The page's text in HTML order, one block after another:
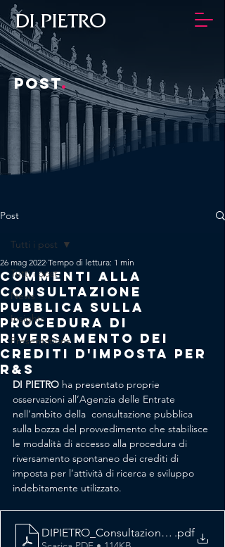
DI PIETRO
POST.
Post
Tutti i post
News
Insights
Presentations
Tutti i post
COMMENTI ALLA
CONSULTAZIONE
PUBBLICA SULLA
PROCEDURA DI
RIVERSAMENTO DEI
CREDITI D'IMPOSTA PER
R&S
26 mag 2022 Tempo di lettura: 1 min
DI PIETRO ha presentato proprie
osservazioni all’Agenzia delle Entrate
nell’ambito della consultazione pubblica
sulla bozza del provvedimento che stabilisce
le modalità di accesso alla procedura di
riversamento spontaneo dei crediti di
imposta per l’attività di ricerca e sviluppo
indebitamente utilizzato.
.pdf